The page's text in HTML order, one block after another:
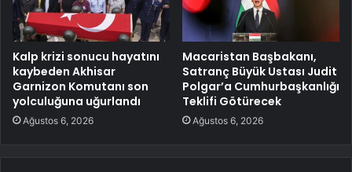
Kalp krizi sonucu hayatını
kaybeden Akhisar
Garnizon Komutanı son
yolculuğuna uğurlandı
Ağustos 6, 2026
Macaristan Başbakanı,
Satranç Büyük Ustası Judit
Polgar’a Cumhurbaşkanlığı
Teklifi Götürecek
Ağustos 6, 2026